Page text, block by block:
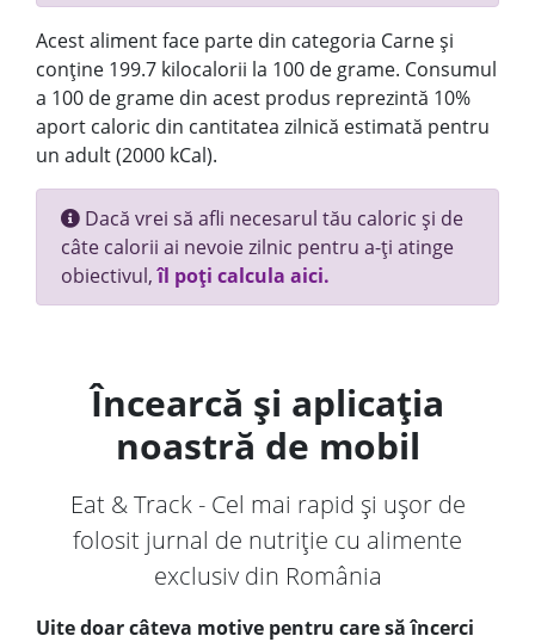
Acest aliment face parte din categoria Carne și
conține 199.7 kilocalorii la 100 de grame. Consumul
a 100 de grame din acest produs reprezintă 10%
aport caloric din cantitatea zilnică estimată pentru
un adult (2000 kCal).
Dacă vrei să afli necesarul tău caloric și de
câte calorii ai nevoie zilnic pentru a-ți atinge
obiectivul,îl poți calcula aici.
Încearcă și aplicația
noastră de mobil
Eat & Track - Cel mai rapid și ușor de
folosit jurnal de nutriție cu alimente
exclusiv din România
Uite doar câteva motive pentru care să încerci